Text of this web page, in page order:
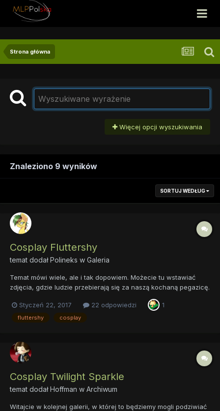
Strona główna
Więcej opcji wyszukiwania
Znaleziono 9 wyników
SORTUJ WEDŁUG
Cosplay Fluttershy
temat dodałPolineks w Galeria
Temat mówi wiele, ale i tak dopowiem. Możecie tu wstawiać
zdjęcia, gdzie ludzie przebierają się za naszą kochaną pegazicę.
dodawać w spojlerach.
Styczeń 22, 2017 22 odpowiedzi 1
fluttershy cosplay
Cosplay Twilight Sparkle
temat dodałHoffman w Archiwum
Witajcie w kolejnej galerii, w której to będziemy mogli podziwiać